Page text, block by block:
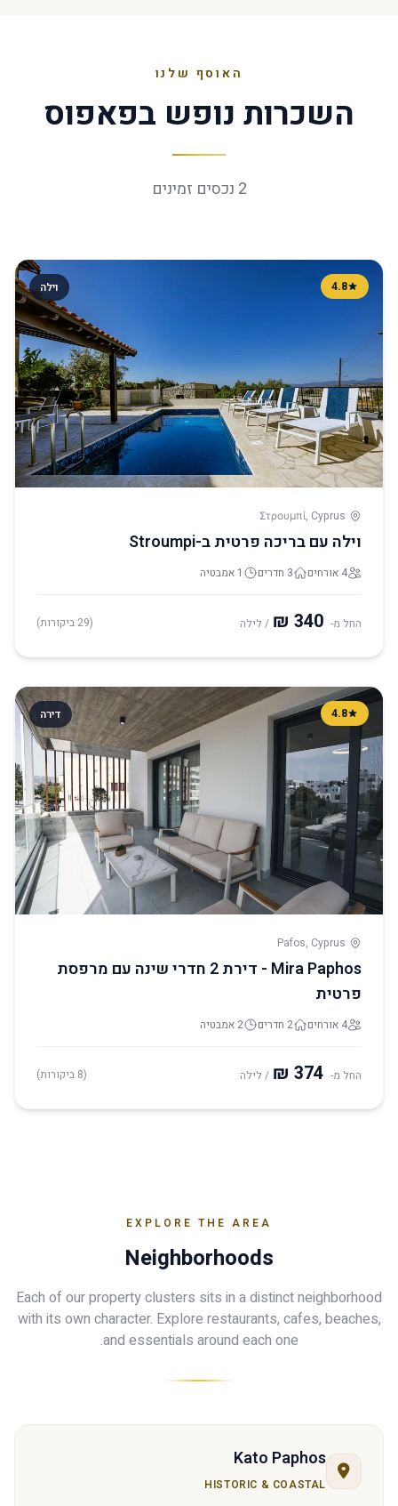
האוסף שלנו
השכרות נופש בפאפוס
2 נכסים זמינים
וילה 4.8
Στρουμπί, Cyprus
וילה עם בריכה פרטית ב-Stroumpi
4 אורחים 3 חדרים 1 אמבטיה
החל מ- / לילה (29 ביקורות)
דירה 4.8
Pafos, Cyprus
Mira Paphos - דירת 2 חדרי שינה עם מרפסת
פרטית
4 אורחים 2 חדרים 2 אמבטיה
החל מ- / לילה (8 ביקורות)
EXPLORE THE AREA
Neighborhoods
Each of our property clusters sits in a distinct neighborhood
with its own character. Explore restaurants, cafes, beaches,
and essentials around each one.
Kato Paphos
HISTORIC & COASTAL